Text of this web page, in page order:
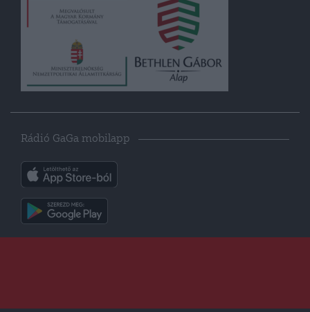
Rádió GaGa mobilapp